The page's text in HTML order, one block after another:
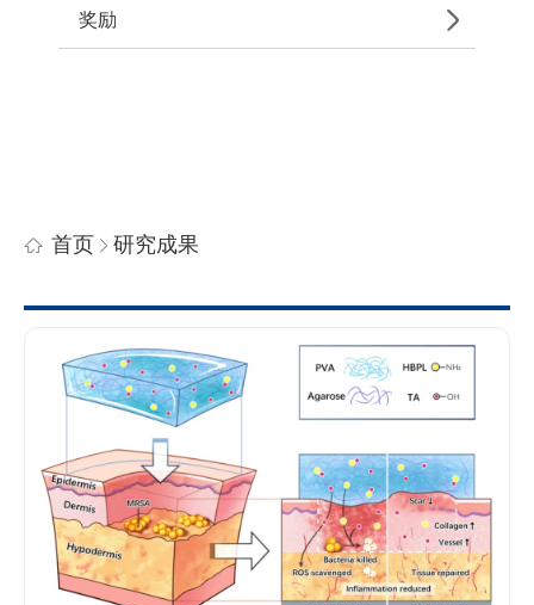
奖励
首页 研究成果